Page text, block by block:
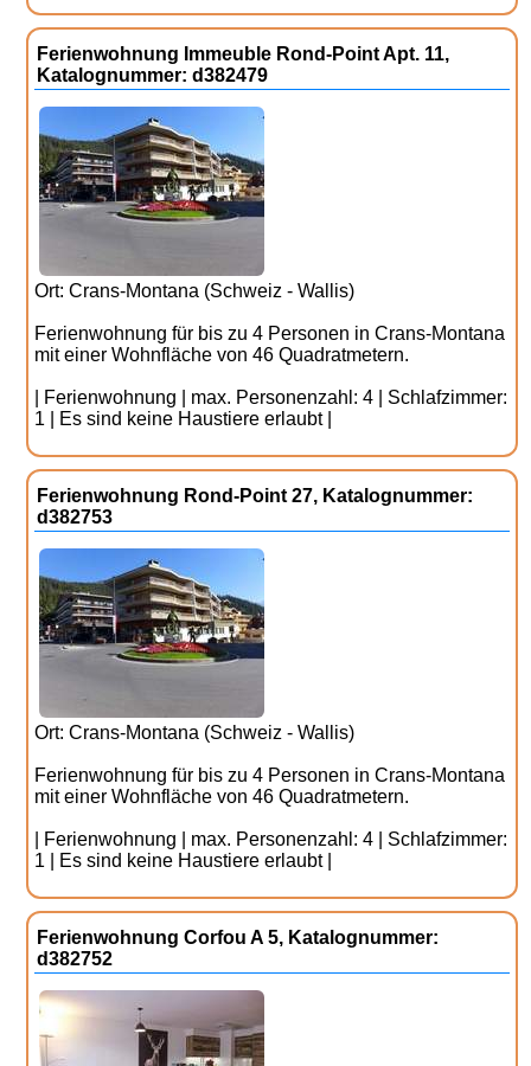
Ferienwohnung Immeuble Rond-Point Apt. 11,
Katalognummer: d382479
Ort: Crans-Montana (Schweiz - Wallis)
Ferienwohnung für bis zu 4 Personen in Crans-Montana
mit einer Wohnfläche von 46 Quadratmetern.
| Ferienwohnung | max. Personenzahl: 4 | Schlafzimmer:
1 | Es sind keine Haustiere erlaubt |
Ferienwohnung Rond-Point 27, Katalognummer:
d382753
Ort: Crans-Montana (Schweiz - Wallis)
Ferienwohnung für bis zu 4 Personen in Crans-Montana
mit einer Wohnfläche von 46 Quadratmetern.
| Ferienwohnung | max. Personenzahl: 4 | Schlafzimmer:
1 | Es sind keine Haustiere erlaubt |
Ferienwohnung Corfou A 5, Katalognummer:
d382752